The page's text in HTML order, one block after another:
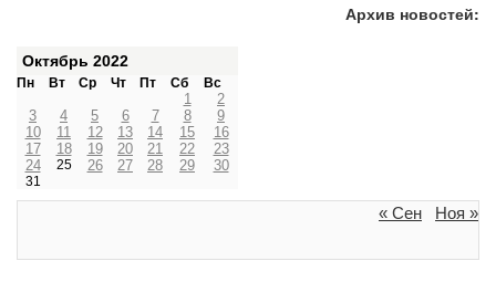
Архив новостей:
Октябрь 2022
Пн Вт Ср Чт Пт Сб Вс
1
2
3
4 5 6 7 8
9
10
11 12 13 14 15
16
17
18 19 20 21 22
23
24
25 26 27 28 29 30
31
« Сен Ноя »